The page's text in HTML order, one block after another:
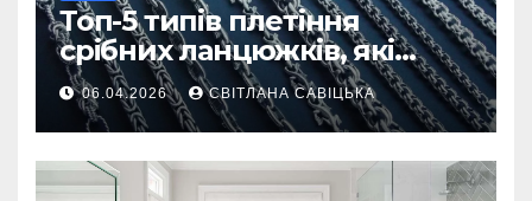
Топ-5 типів плетіння
срібних ланцюжків, які
вважаються
найнадійнішими
06.04.2026 СВІТЛАНА САВІЦЬКА